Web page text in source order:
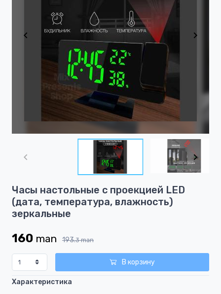
1
of
5
Часы настольные с проекцией LED
(дата, температура, влажность)
зеркальные
160 man 193.3 man
В корзину
Характеристика